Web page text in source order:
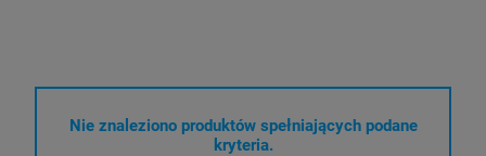
Nie znaleziono produktów spełniających podane
kryteria.